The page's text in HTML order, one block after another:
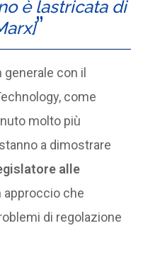
è lastricata di
generale con il
come
molto più
a dimostrare
alle
approccio che
di regolazione